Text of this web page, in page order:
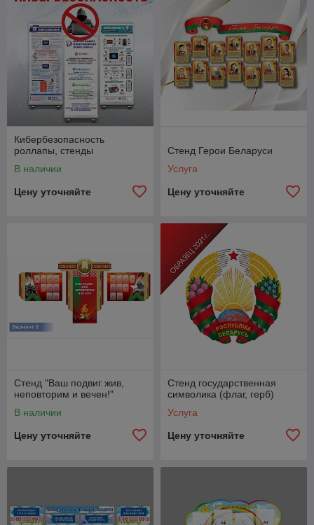
Кибербезопасность
роллапы, стенды
В наличии
Цену уточняйте
Стенд Герои Беларуси
Услуга
Цену уточняйте
Стенд "Ваш подвиг жив,
неповторим и вечен!"
В наличии
Цену уточняйте
Стенд государственная
символика (флаг, герб)
Услуга
Цену уточняйте